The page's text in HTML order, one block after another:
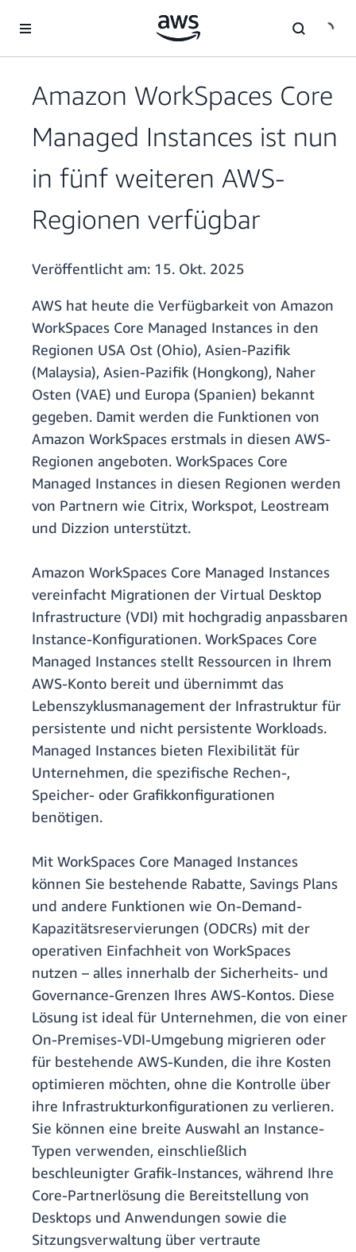
Überspringen zum Hauptinhalt
Amazon WorkSpaces Core
Managed Instances ist nun
in fünf weiteren AWS-
Regionen verfügbar
Veröffentlicht am: 15. Okt. 2025
AWS hat heute die Verfügbarkeit von Amazon
WorkSpaces Core Managed Instances in den
Regionen USA Ost (Ohio), Asien-Pazifik
(Malaysia), Asien-Pazifik (Hongkong), Naher
Osten (VAE) und Europa (Spanien) bekannt
gegeben. Damit werden die Funktionen von
Amazon WorkSpaces erstmals in diesen AWS-
Regionen angeboten. WorkSpaces Core
Managed Instances in diesen Regionen werden
von Partnern wie Citrix, Workspot, Leostream
und Dizzion unterstützt.
Amazon WorkSpaces Core Managed Instances
vereinfacht Migrationen der Virtual Desktop
Infrastructure (VDI) mit hochgradig anpassbaren
Instance-Konfigurationen. WorkSpaces Core
Managed Instances stellt Ressourcen in Ihrem
AWS-Konto bereit und übernimmt das
Lebenszyklusmanagement der Infrastruktur für
persistente und nicht persistente Workloads.
Managed Instances bieten Flexibilität für
Unternehmen, die spezifische Rechen-,
Speicher- oder Grafikkonfigurationen
benötigen.
Mit WorkSpaces Core Managed Instances
können Sie bestehende Rabatte, Savings Plans
und andere Funktionen wie On-Demand-
Kapazitätsreservierungen (ODCRs) mit der
operativen Einfachheit von WorkSpaces
nutzen – alles innerhalb der Sicherheits- und
Governance-Grenzen Ihres AWS-Kontos. Diese
Lösung ist ideal für Unternehmen, die von einer
On-Premises-VDI-Umgebung migrieren oder
für bestehende AWS-Kunden, die ihre Kosten
optimieren möchten, ohne die Kontrolle über
ihre Infrastrukturkonfigurationen zu verlieren.
Sie können eine breite Auswahl an Instance-
Typen verwenden, einschließlich
beschleunigter Grafik-Instances, während Ihre
Core-Partnerlösung die Bereitstellung von
Desktops und Anwendungen sowie die
Sitzungsverwaltung über vertraute